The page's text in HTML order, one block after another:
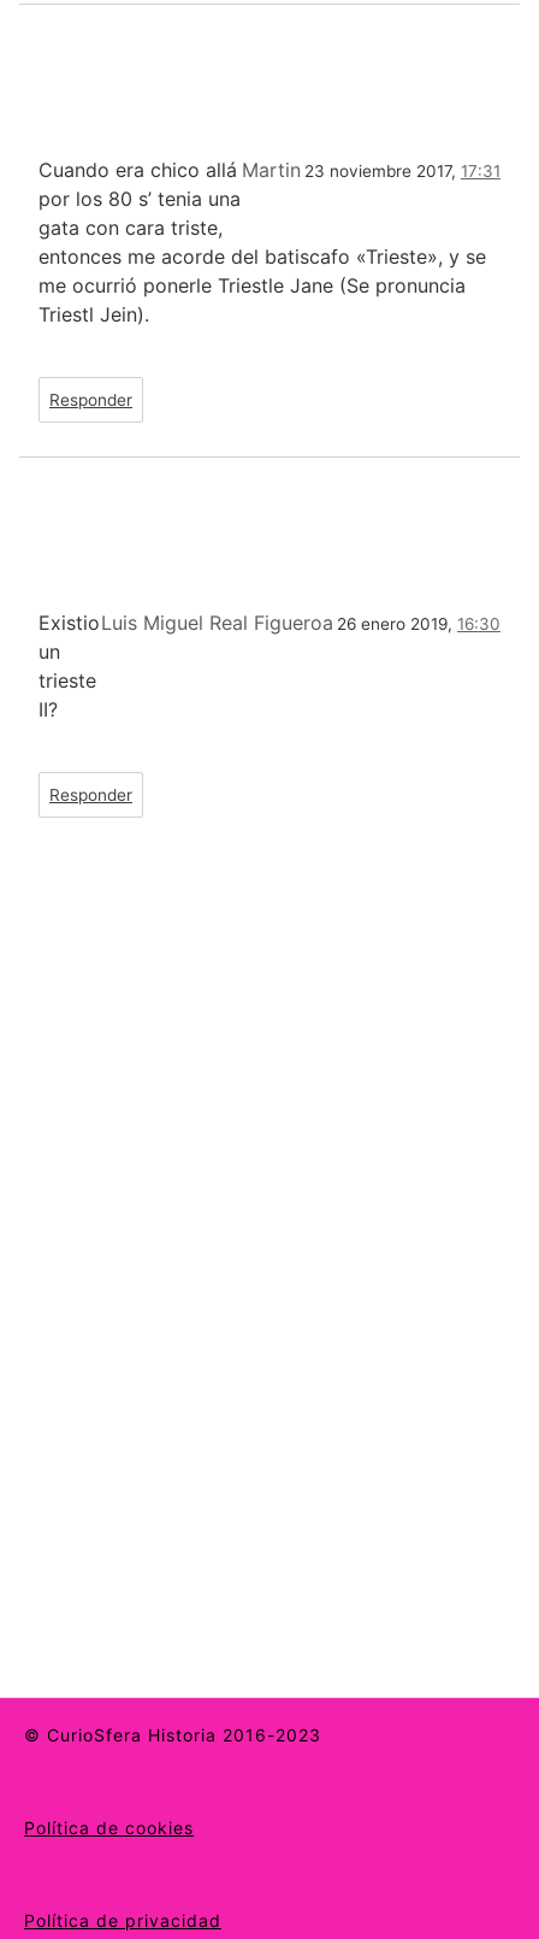
Martin 23 noviembre 2017, 17:31
Cuando era chico allá
por los 80 s’ tenia una
gata con cara triste,
entonces me acorde del batiscafo «Trieste», y se
me ocurrió ponerle Triestle Jane (Se pronuncia
Triestl Jein).
Responder
Luis Miguel Real Figueroa 26 enero 2019, 16:30
Existio
un
trieste
II?
Responder
© CurioSfera Historia 2016-2023
Política de cookies
Política de privacidad